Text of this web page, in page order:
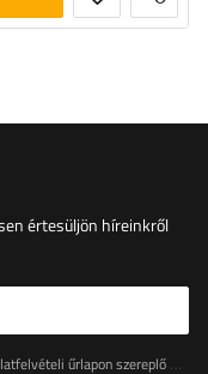
értesüljön híreinkről
és a Tanács (EU) rendeletével összhangban történő kezeléséhez